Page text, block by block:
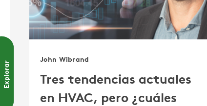
Explorar
John Wibrand
Tres tendencias actuales
en HVAC, pero ¿cuáles